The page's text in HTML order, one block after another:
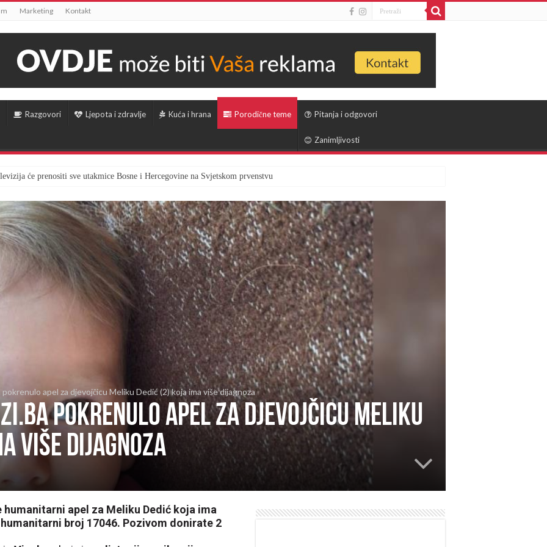
Marketing Kontakt
Razgovori Ljepota i zdravlje Kuća i hrana Porodične teme Pitanja i odgovori
Zanimljivosti
će prenositi sve utakmice Bosne i Hercegovine na Svjetskom prvenstvu
apel za djevojčicu Meliku Dedić (2) koja ima više dijagnoza
pokrenulo apel za djevojčicu Meliku
više dijagnoza
apel za Meliku Dedić koja ima
broj 17046. Pozivom donirate 2